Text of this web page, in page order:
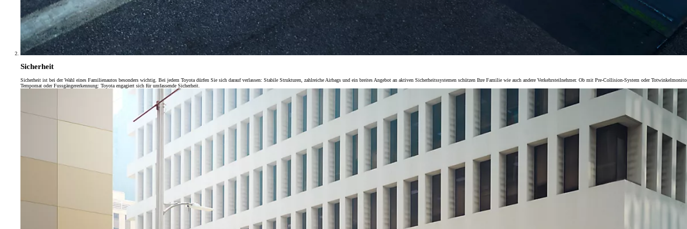
Monate Monate
Sicherheit
Sicherheit ist bei der Wahl eines Familienautos besonders wichtig. Bei jedem Toyota dürfen Sie sich darauf verlassen: Stabile Strukturen, zahlreiche Airbags und ein breites Angebot an aktiven Sicherheitssystemen schützen Ihre Familie wie auch andere Verkehrsteilnehmer. Ob mit Pre-Collision-System oder
Tempomat oder Fussgängererkennung: Toyota engagiert sich für umfassende Sicherheit.